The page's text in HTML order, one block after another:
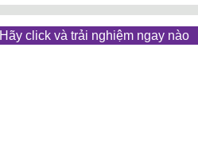
Hãy click và trải nghiệm ngay nào